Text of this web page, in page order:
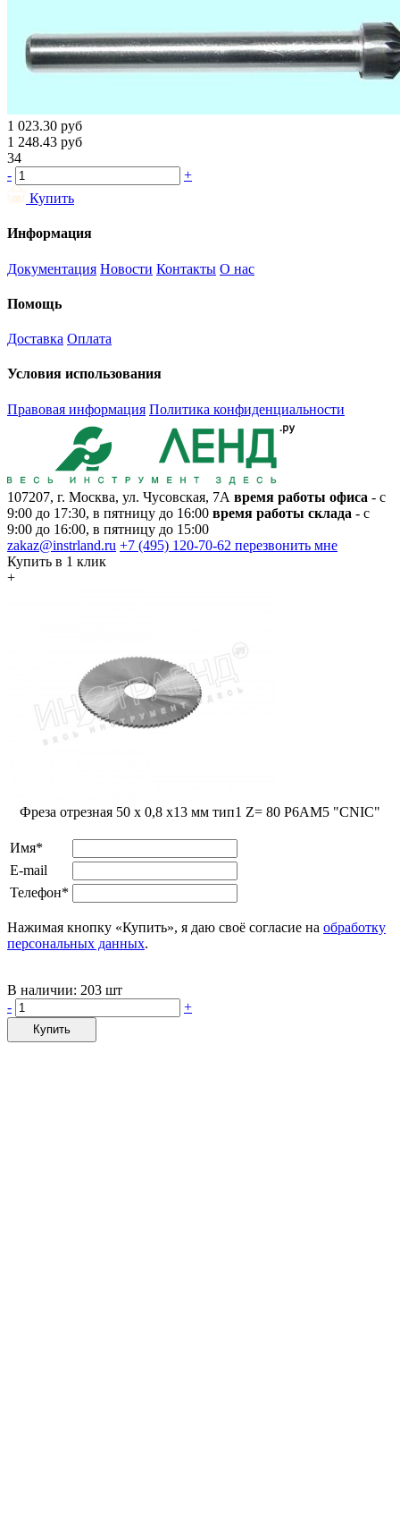
1 023.30 руб
1 248.43 руб
34
-
+
Купить
Информация
Документация Новости Контакты О нас
Помощь
Доставка Оплата
Условия использования
Правовая информация Политика конфиденциальности
107207, г. Москва, ул. Чусовская, 7А время работы офиса - с
9:00 до 17:30, в пятницу до 16:00 время работы склада - с
9:00 до 16:00, в пятницу до 15:00
zakaz@instrland.ru +7 (495) 120-70-62 перезвонить мне
Купить в 1 клик
+
Фреза отрезная 50 x 0,8 x13 мм тип1 Z= 80 Р6АМ5 "CNIC"
Имя*
E-mail
Телефон*
Нажимая кнопку «Купить», я даю своё согласие на обработку
персональных данных.
В наличии: 203 шт
-
+
Купить